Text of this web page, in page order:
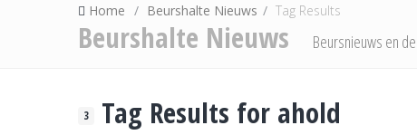
Home Beurshalte Nieuws Tag Results
Beurshalte Nieuws Beursnieuws en
3 Tag Results for ahold